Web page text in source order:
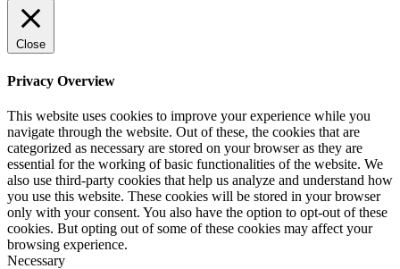
Close
Privacy Overview
This website uses cookies to improve your experience while you
navigate through the website. Out of these, the cookies that are
categorized as necessary are stored on your browser as they are
essential for the working of basic functionalities of the website. We
also use third-party cookies that help us analyze and understand how
you use this website. These cookies will be stored in your browser
only with your consent. You also have the option to opt-out of these
cookies. But opting out of some of these cookies may affect your
browsing experience.
Necessary